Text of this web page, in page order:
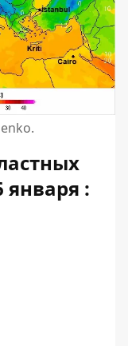
января :